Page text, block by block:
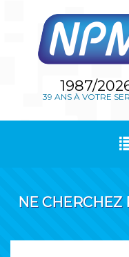
1987/
39 ANS À VOTRE
NE CHERCHEZ